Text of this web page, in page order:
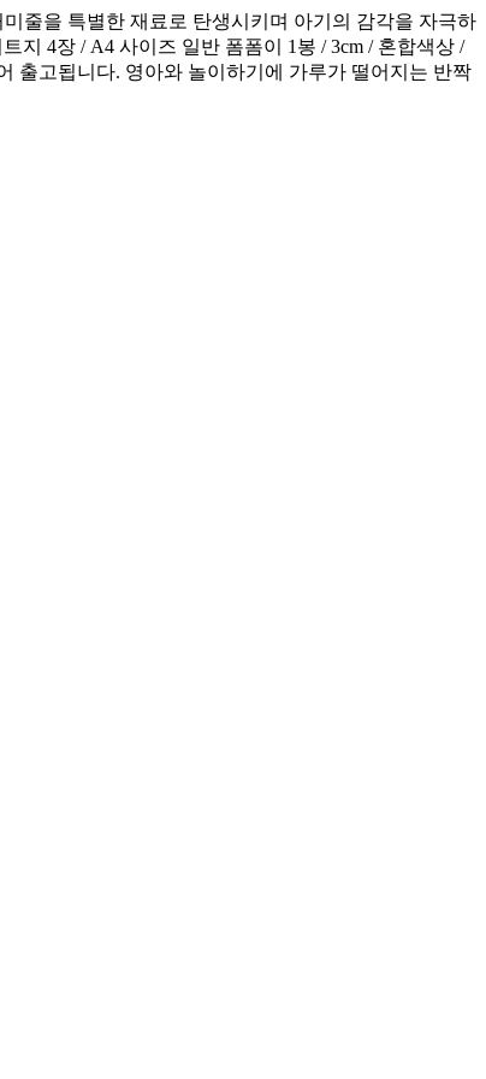
줄을 특별한 재료로 탄생시키며 아기의 감각을 자극하
지 4장 / A4 사이즈 일반 폼폼이 1봉 / 3cm / 혼합색상 /
출고됩니다. 영아와 놀이하기에 가루가 떨어지는 반짝